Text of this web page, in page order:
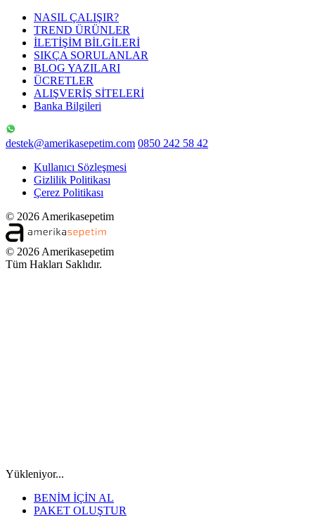
NASIL ÇALIŞIR?
TREND ÜRÜNLER
İLETİŞİM BİLGİLERİ
SIKÇA SORULANLAR
BLOG YAZILARI
ÜCRETLER
ALIŞVERİŞ SİTELERİ
Banka Bilgileri
destek@amerikasepetim.com 0850 242 58 42
Kullanıcı Sözleşmesi
Gizlilik Politikası
Çerez Politikası
© 2026 Amerikasepetim
© 2026 Amerikasepetim
Tüm Hakları Saklıdır.
Yükleniyor...
BENİM İÇİN AL
PAKET OLUŞTUR